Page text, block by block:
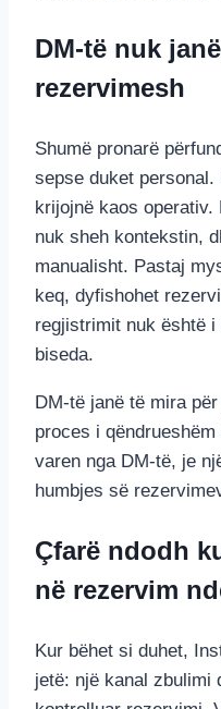
DM-të nuk
rezervimesh
Shumë pronarë
sepse duket
krijojnë kaos operativ.
nuk sheh kontekstin,
manualisht. Pastaj
keq, dyfishohet
regjistrimit nuk është i
biseda.
DM-të janë të mira
proces i
varen nga DM-të, je
humbjes së
Çfarë ndodh
në rezervim
Kur bëhet si duhet,
jetë: një kanal zbulimi